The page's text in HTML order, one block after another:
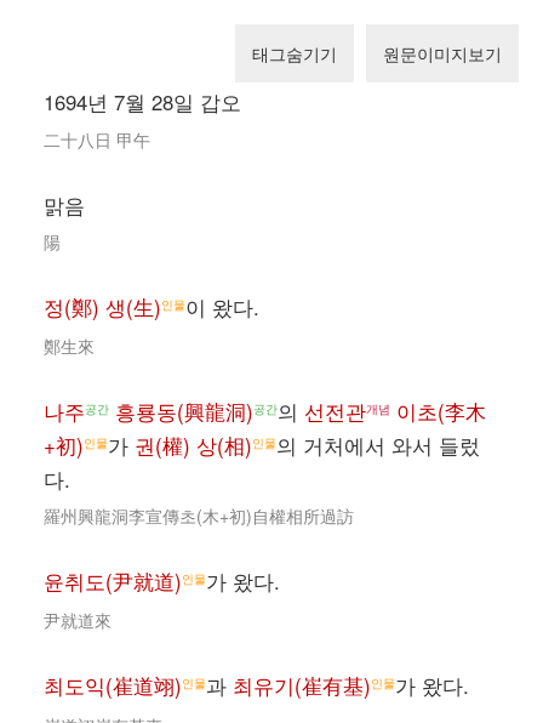
태그숨기기 원문이미지보기
1694년 7월 28일 갑오
二十八日 甲午
맑음
陽
정(鄭) 생(生)인물이 왔다.
鄭生來
나주공간 흥룡동(興龍洞)공간의 선전관개념 이초(李木
+初)인물가 권(權) 상(相)인물의 거처에서 와서 들렀
다.
羅州興龍洞李宣傳초(木+初)自權相所過訪
윤취도(尹就道)인물가 왔다.
尹就道來
최도익(崔道翊)인물과 최유기(崔有基)인물가 왔다.